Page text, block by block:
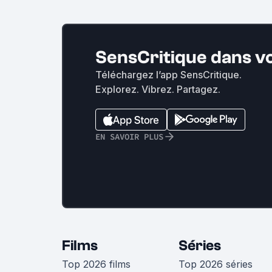
SensCritique dans
Téléchargez l’app SensCritique.
Explorez. Vibrez. Partagez.
EN SAVOIR PLUS
Films
Top 2026 films
Séries
Top 2026 séries